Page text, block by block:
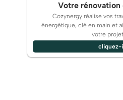
Votre
Cozynergy réalise vos
énergétique, clé en main et
votre
cliquez-